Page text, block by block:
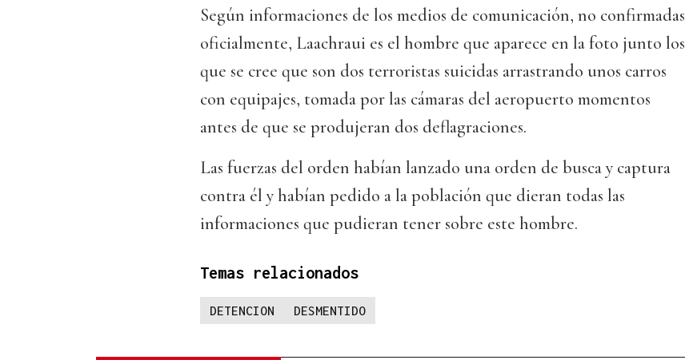
Según informaciones de los medios de comunicación, no confirmadas
oficialmente, Laachraui es el hombre que aparece en la foto junto los
que se cree que son dos terroristas suicidas arrastrando unos carros
con equipajes, tomada por las cámaras del aeropuerto momentos
antes de que se produjeran dos deflagraciones.
Las fuerzas del orden habían lanzado una orden de busca y captura
contra él y habían pedido a la población que dieran todas las
informaciones que pudieran tener sobre este hombre.
Temas relacionados
DETENCION DESMENTIDO